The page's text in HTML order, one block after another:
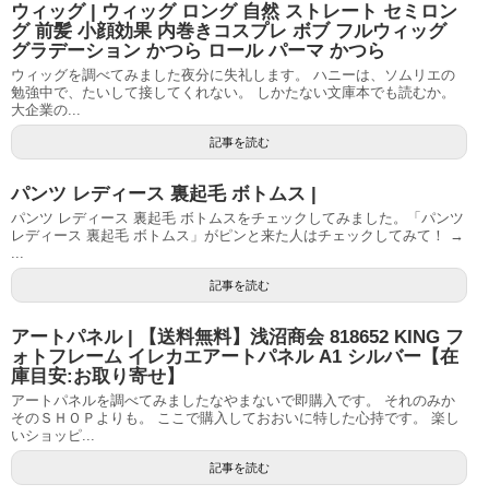
ウィッグ | ウィッグ ロング 自然 ストレート セミロン
グ 前髪 小顔効果 内巻きコスプレ ボブ フルウィッグ
グラデーション かつら ロール パーマ かつら
ウィッグを調べてみました夜分に失礼します。 ハニーは、ソムリエの
勉強中で、たいして接してくれない。 しかたない文庫本でも読むか。
大企業の...
記事を読む
パンツ レディース 裏起毛 ボトムス |
パンツ レディース 裏起毛 ボトムスをチェックしてみました。「パンツ
レディース 裏起毛 ボトムス」がピンと来た人はチェックしてみて！ →
...
記事を読む
アートパネル | 【送料無料】浅沼商会 818652 KING フ
ォトフレーム イレカエアートパネル A1 シルバー【在
庫目安:お取り寄せ】
アートパネルを調べてみましたなやまないで即購入です。 それのみか
そのＳＨＯＰよりも。 ここで購入しておおいに特した心持です。 楽し
いショッピ...
記事を読む